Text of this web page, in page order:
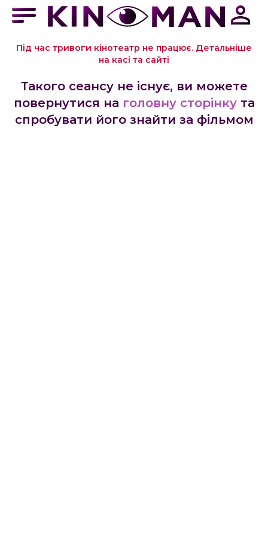
Під час тривоги кінотеатр не працює. Детальніше
на касі та сайті
Такого сеансу не існує, ви можете
повернутися на головну сторінку та
спробувати його знайти за фільмом